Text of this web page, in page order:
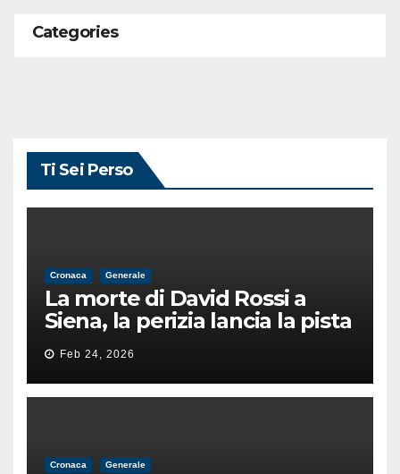
Categories
Ti Sei Perso
Cronaca Generale
La morte di David Rossi a
Siena, la perizia lancia la pista
di un’intimidazione finita
male
Feb 24, 2026
Cronaca Generale